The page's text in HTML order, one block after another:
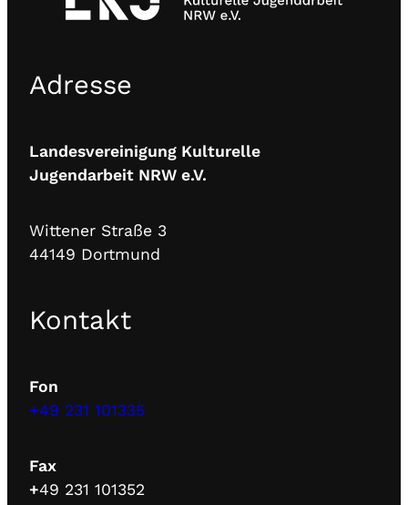
Adresse
Landesvereinigung Kulturelle
Jugendarbeit NRW e.V.
Wittener Straße 3
44149 Dortmund
Kontakt
Fon
+49 231 101335
Fax
+49 231 101352